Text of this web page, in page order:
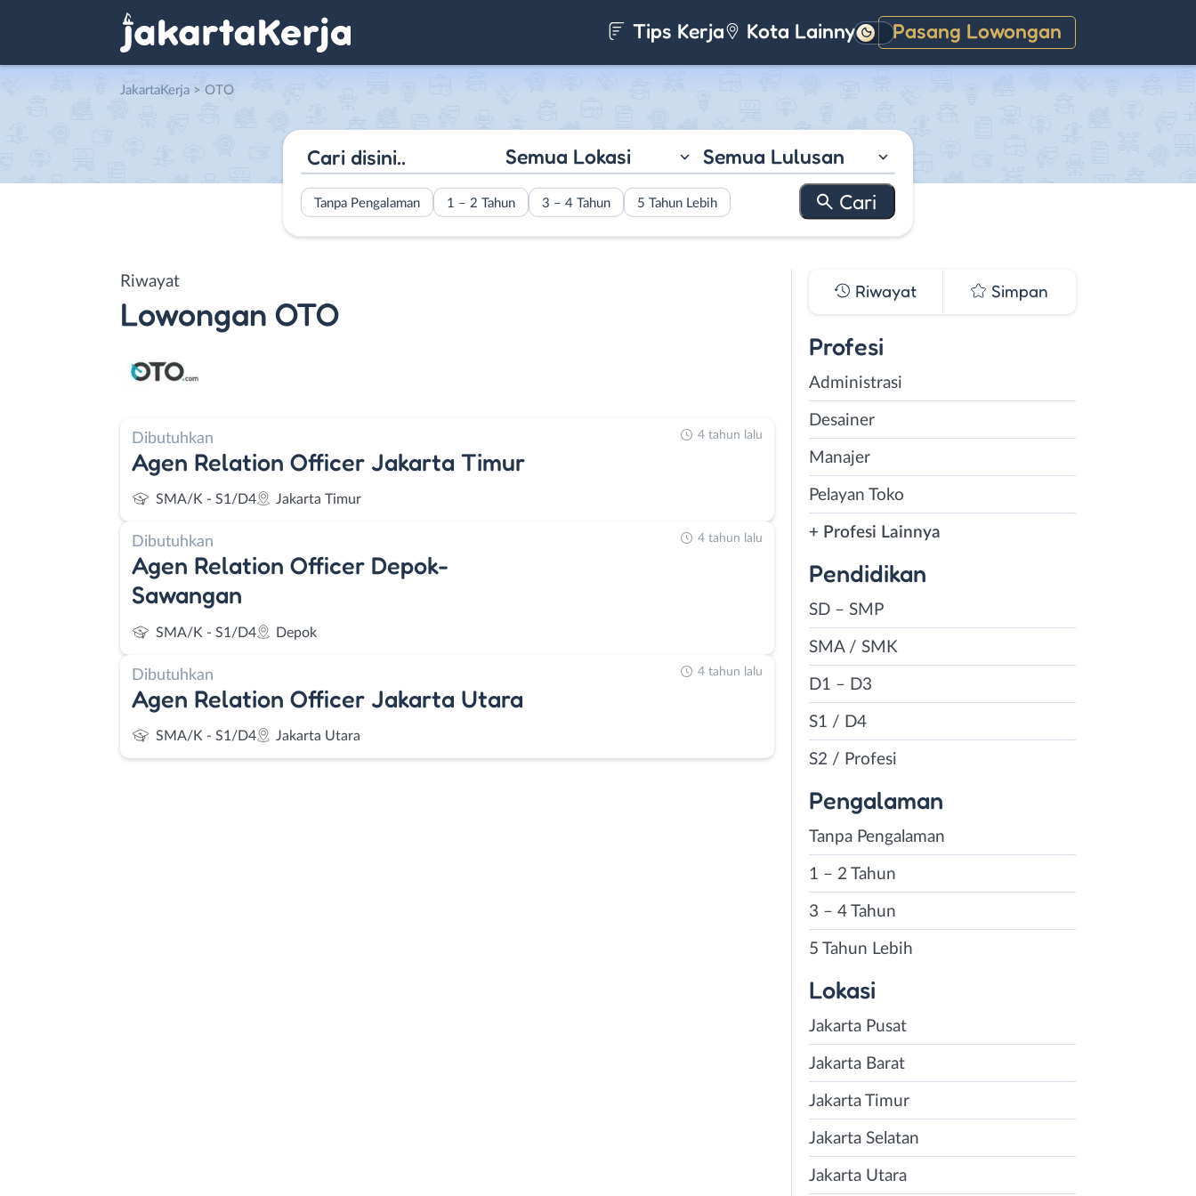
Tips Kerja Kota Lainnya Pasang Lowongan
Gelap
JakartaKerja > OTO
Semua Lokasi Semua Lulusan
Tanpa Pengalaman 1 – 2 Tahun 3 – 4 Tahun 5 Tahun Lebih
Riwayat
Lowongan OTO
Dibutuhkan
Agen Relation Officer Jakarta Timur
SMA/K - S1/D4 Jakarta Timur
4 tahun lalu
Dibutuhkan
Agen Relation Officer Depok-
Sawangan
SMA/K - S1/D4 Depok
4 tahun lalu
Dibutuhkan
Agen Relation Officer Jakarta Utara
SMA/K - S1/D4 Jakarta Utara
4 tahun lalu
Riwayat Simpan
Profesi
Administrasi
Desainer
Manajer
Pelayan Toko
+ Profesi Lainnya
Pendidikan
SD – SMP
SMA / SMK
D1 – D3
S1 / D4
S2 / Profesi
Pengalaman
Tanpa Pengalaman
1 – 2 Tahun
3 – 4 Tahun
5 Tahun Lebih
Lokasi
Jakarta Pusat
Jakarta Barat
Jakarta Timur
Jakarta Selatan
Jakarta Utara